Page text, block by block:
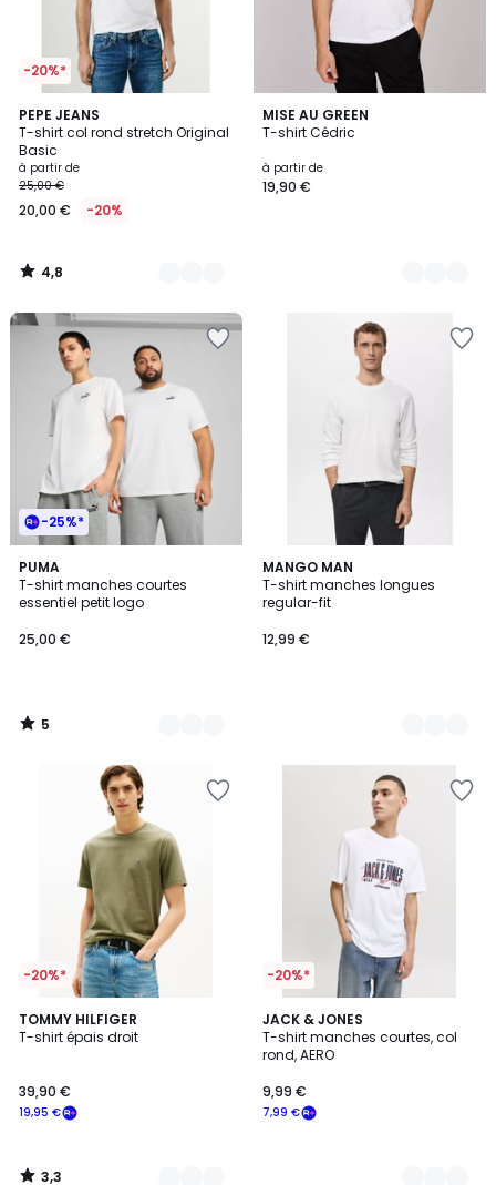
-20%*
PEPE JEANS
T-shirt col rond stretch Original
Basic
à partir de
25,00 €
20,00 € -20%
4,8
/ 5
10
Couleurs
4,8
/
MISE AU GREEN
T-shirt Cédric
à partir de
19,90 €
14
Couleurs
-25%*
PUMA
T-shirt manches courtes
essentiel petit logo
25,00 €
5
/
5
5
Couleurs
5
/
MANGO MAN
T-shirt manches longues
regular-fit
12,99 €
3
Couleurs
-20%*
TOMMY HILFIGER
T-shirt épais droit
19,95 €
39,90 €
3,3
/ 5
11
Couleurs
3,3
-20%*
JACK & JONES
T-shirt manches courtes, col
rond, AERO
7,99 €
9,99 €
4
Couleurs